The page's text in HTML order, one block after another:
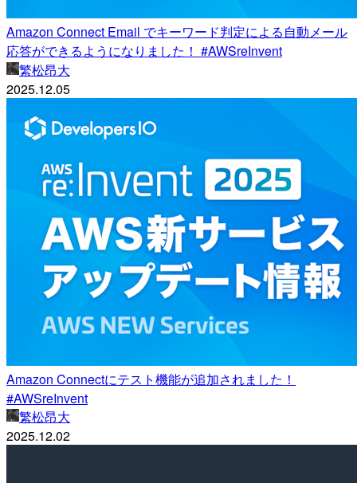
Amazon Connect Email でキーワード判定による自動メール
応答ができるようになりました！ #AWSreInvent
繁松昂大
2025.12.05
Amazon Connectにテスト機能が追加されました！
#AWSreInvent
繁松昂大
2025.12.02